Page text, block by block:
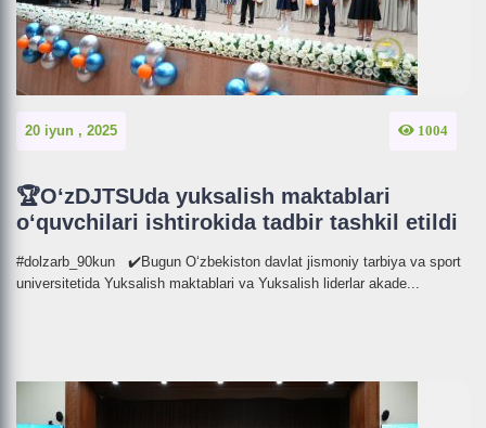
20 iyun , 2025 1004
🏆O‘zDJTSUda yuksalish maktablari
o‘quvchilari ishtirokida tadbir tashkil etildi
#dolzarb_90kun ✔️Bugun O‘zbekiston davlat jismoniy tarbiya va sport
universitetida Yuksalish maktablari va Yuksalish liderlar akade...